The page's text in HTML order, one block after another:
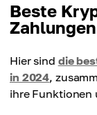
Beste
Zahlungen
Hier sind die
in 2024,
ihre Funktionen